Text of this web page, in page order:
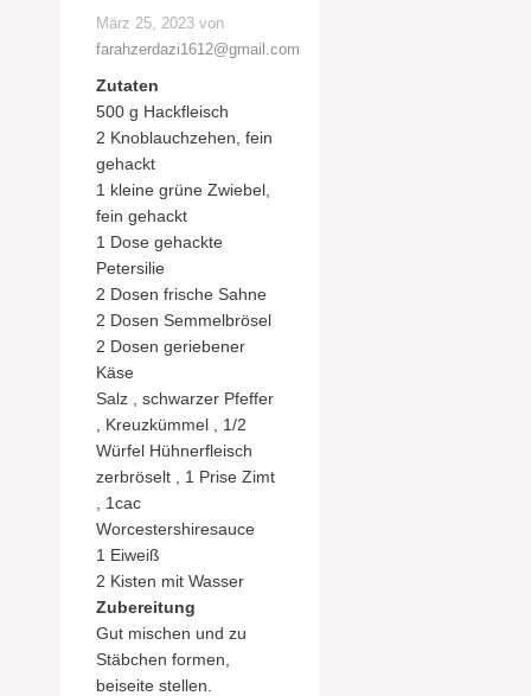
März 25, 2023 von
farahzerdazi1612@gmail.com
Zutaten
500 g Hackfleisch
2 Knoblauchzehen, fein
gehackt
1 kleine grüne Zwiebel,
fein gehackt
1 Dose gehackte
Petersilie
2 Dosen frische Sahne
2 Dosen Semmelbrösel
2 Dosen geriebener
Käse
Salz , schwarzer Pfeffer
, Kreuzkümmel , 1/2
Würfel Hühnerfleisch
zerbröselt , 1 Prise Zimt
, 1cac
Worcestershiresauce
1 Eiweiß
2 Kisten mit Wasser
Zubereitung
Gut mischen und zu
Stäbchen formen,
beiseite stellen.